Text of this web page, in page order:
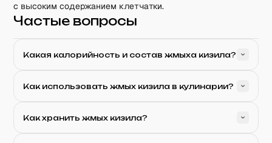
с высоким содержанием клетчатки.
Частые вопросы
Какая калорийность и состав жмыха кизила?
Как использовать жмых кизила в кулинарии?
Как хранить жмых кизила?